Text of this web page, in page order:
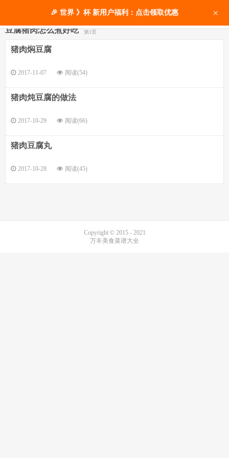
豆腐猪肉怎么煮好吃 第1页
猪肉焖豆腐
2017-11-07 阅读(54)
猪肉炖豆腐的做法
2017-10-29 阅读(66)
猪肉豆腐丸
2017-10-28 阅读(45)
Copyright © 2015 - 2021
万丰美食菜谱大全
🎉 世界 》杯 新用户福利：点击领取优惠 ×